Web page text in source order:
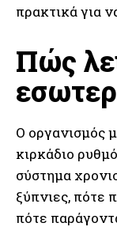
πρακτικά για
Πώς
Ο οργανισμός
κιρκάδιο
σύστημα
ξύπνιες, πότε
πότε